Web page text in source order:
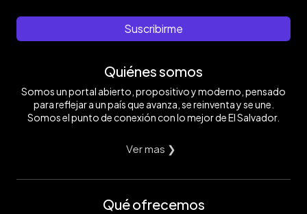
Suscribirme
Quiénes somos
Somos un portal abierto, propositivo y moderno, pensado
para reflejar a un país que avanza, se reinventa y se une.
Somos el punto de conexión con lo mejor de El Salvador.
Ver mas ❯
Qué ofrecemos